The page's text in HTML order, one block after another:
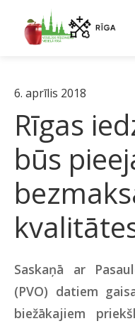
6. aprīlis 2018
Rīgas
būs
Saskaņā ar
(PVO) datiem
biežākajiem